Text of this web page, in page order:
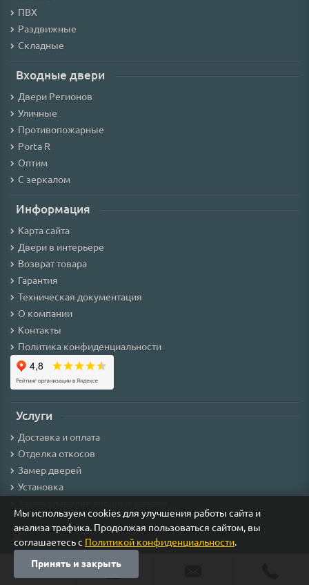
ПВХ
Раздвижные
Складные
Входные двери
Двери Регионов
Уличные
Противопожарные
Porta R
Оптим
С зеркалом
Информация
Карта сайта
Двери в интерьере
Возврат товара
Гарантия
Техническая документация
О компании
Контакты
Политика конфиденциальности
Мы используем cookies для улучшения работы сайта и
анализа трафика. Продолжая пользоваться сайтом, вы
соглашаетесь с Политикой конфиденциальности.
Принять и закрыть
Услуги
Доставка и оплата
Отделка откосов
Замер дверей
Установка